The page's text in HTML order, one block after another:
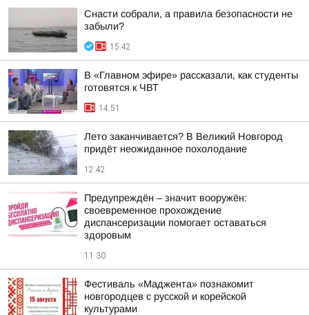
Снасти собрали, а правила безопасности не
забыли?
15:42
В «Главном эфире» рассказали, как студенты
готовятся к ЧВТ
14:51
Лето заканчивается? В Великий Новгород
придёт неожиданное похолодание
12:42
Предупреждён – значит вооружён:
своевременное прохождение
диспансеризации помогает оставаться
здоровым
11:30
Фестиваль «Маджента» познакомит
новгородцев с русской и корейской
культурами